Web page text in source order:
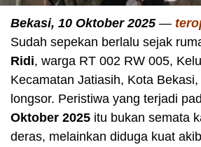
Bekasi, 10 Oktober 2025—
Sudah sepekan berlalu sejak
Ridi, warga RT 002 RW 005,
Kecamatan Jatiasih, Kota
longsor. Peristiwa yang terjadi
Oktober 2025 itu bukan semata
deras, melainkan diduga kuat